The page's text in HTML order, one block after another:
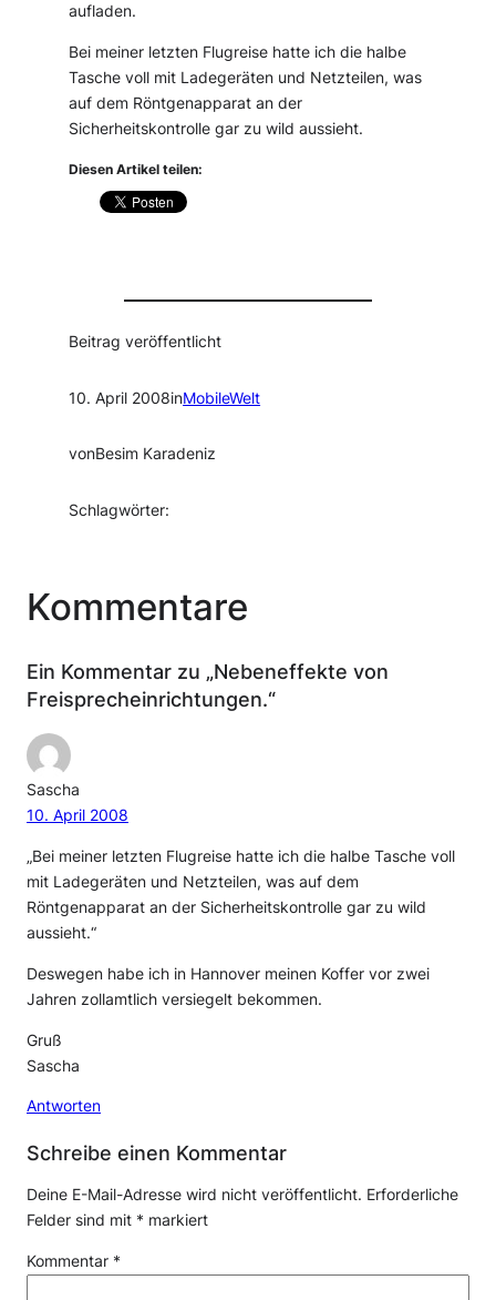
aufladen.
Bei meiner letzten Flugreise hatte ich die halbe
Tasche voll mit Ladegeräten und Netzteilen, was
auf dem Röntgenapparat an der
Sicherheitskontrolle gar zu wild aussieht.
Diesen Artikel teilen:
Beitrag veröffentlicht
10. April 2008inMobileWelt
vonBesim Karadeniz
Schlagwörter:
Kommentare
Ein Kommentar zu „Nebeneffekte von
Freisprecheinrichtungen.“
Sascha
10. April 2008
„Bei meiner letzten Flugreise hatte ich die halbe Tasche voll
mit Ladegeräten und Netzteilen, was auf dem
Röntgenapparat an der Sicherheitskontrolle gar zu wild
aussieht.“
Deswegen habe ich in Hannover meinen Koffer vor zwei
Jahren zollamtlich versiegelt bekommen.
Gruß
Sascha
Antworten
Schreibe einen Kommentar
Deine E-Mail-Adresse wird nicht veröffentlicht. Erforderliche
Felder sind mit * markiert
Kommentar *